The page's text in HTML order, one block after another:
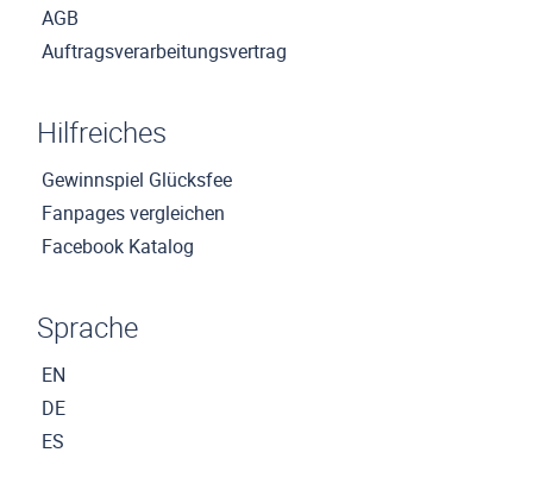
AGB
Auftragsverarbeitungsvertrag
Hilfreiches
Gewinnspiel Glücksfee
Fanpages vergleichen
Facebook Katalog
Sprache
EN
DE
ES